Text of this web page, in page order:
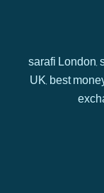
sarafi London,
UK, best